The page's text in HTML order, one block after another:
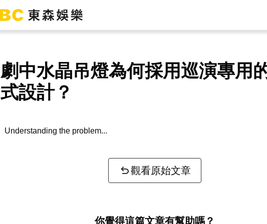
劇中水晶吊燈為何採用巡演專用
式設計？
Understanding the problem...
觀看原始文章
你覺得這篇文章有幫助嗎？